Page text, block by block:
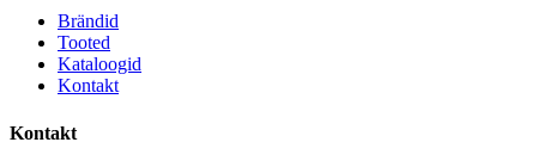
Brändid
Tooted
Kataloogid
Kontakt
Kontakt